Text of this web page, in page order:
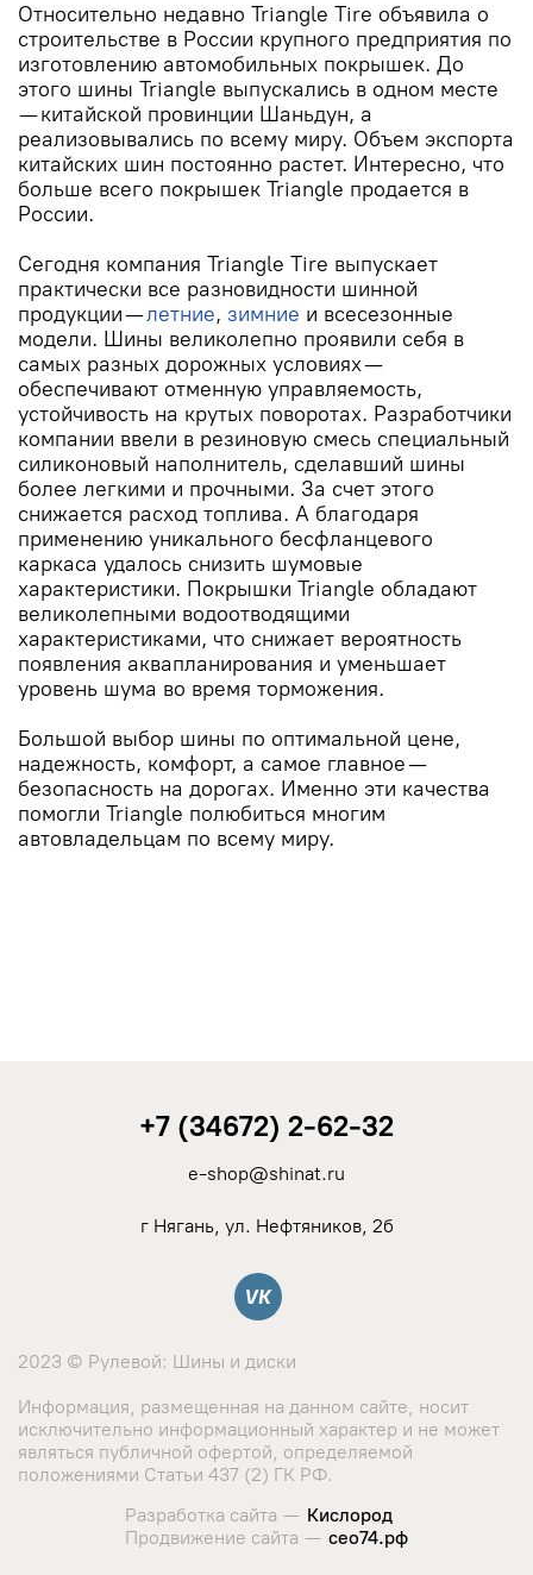
Относительно недавно Triangle Tire объявила о
строительстве в России крупного предприятия по
изготовлению автомобильных покрышек. До
этого шины Triangle выпускались в одном месте
— китайской провинции Шаньдун, а
реализовывались по всему миру. Объем экспорта
китайских шин постоянно растет. Интересно, что
больше всего покрышек Triangle продается в
России.
Сегодня компания Triangle Tire выпускает
практически все разновидности шинной
продукции —летние, зимние и всесезонные
модели. Шины великолепно проявили себя в
самых разных дорожных условиях —
обеспечивают отменную управляемость,
устойчивость на крутых поворотах. Разработчики
компании ввели в резиновую смесь специальный
силиконовый наполнитель, сделавший шины
более легкими и прочными. За счет этого
снижается расход топлива. А благодаря
применению уникального бесфланцевого
каркаса удалось снизить шумовые
характеристики. Покрышки Triangle обладают
великолепными водоотводящими
характеристиками, что снижает вероятность
появления аквапланирования и уменьшает
уровень шума во время торможения.
Большой выбор шины по оптимальной цене,
надежность, комфорт, а самое главное —
безопасность на дорогах. Именно эти качества
помогли Triangle полюбиться многим
автовладельцам по всему миру.
+7 (34672) 2-62-32
e-shop@shinat.ru
г Нягань, ул. Нефтяников, 2б
Вконтакте
2023 © Рулевой: Шины и диски
Информация, размещенная на данном сайте, носит
исключительно информационный характер и не может
являться публичной офертой, определяемой
положениями Статьи 437 (2) ГК РФ.
Разработка сайта — Кислород
Продвижение сайта — сео74.рф